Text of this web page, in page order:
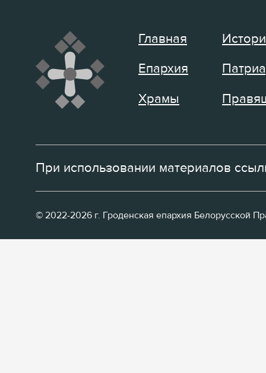
Главная
Епархия
Храмы
При использовании материалов
© 2022-2026 г. Гроденская епархия Белорусской